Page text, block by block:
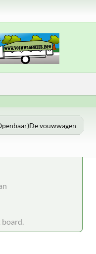
vouwwagen